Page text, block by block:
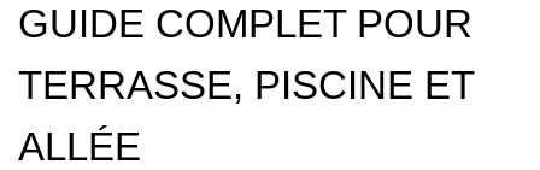
GUIDE COMPLET POUR
TERRASSE, PISCINE ET
ALLÉE